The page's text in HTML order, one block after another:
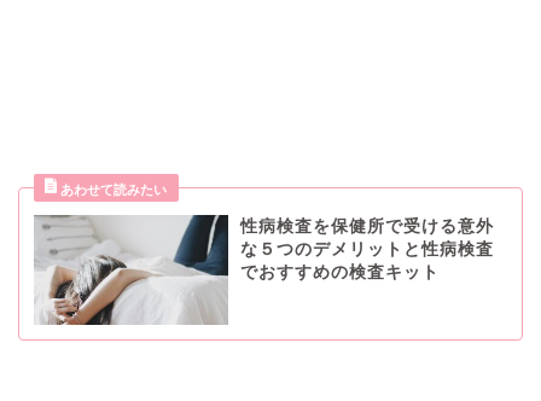
性病検査を保健所で受ける意外
な５つのデメリットと性病検査
でおすすめの検査キット